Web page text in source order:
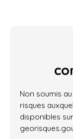
Non soumis
risques
disponibles